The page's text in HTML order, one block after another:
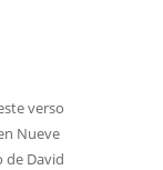
verso
Nueve
de David